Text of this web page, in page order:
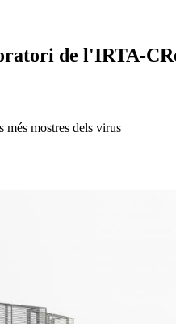
de l'IRTA-
més mostres dels virus